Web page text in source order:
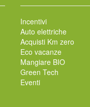
Incentivi
Auto elettriche
Acquisti Km zero
Eco vacanze
Mangiare BIO
Green Tech
Eventi